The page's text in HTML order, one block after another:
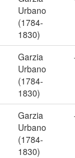
Urbano
(1784-
1830)
Garzia
Urbano
(1784-
1830)
Garzia
Urbano
(1784-
1830)